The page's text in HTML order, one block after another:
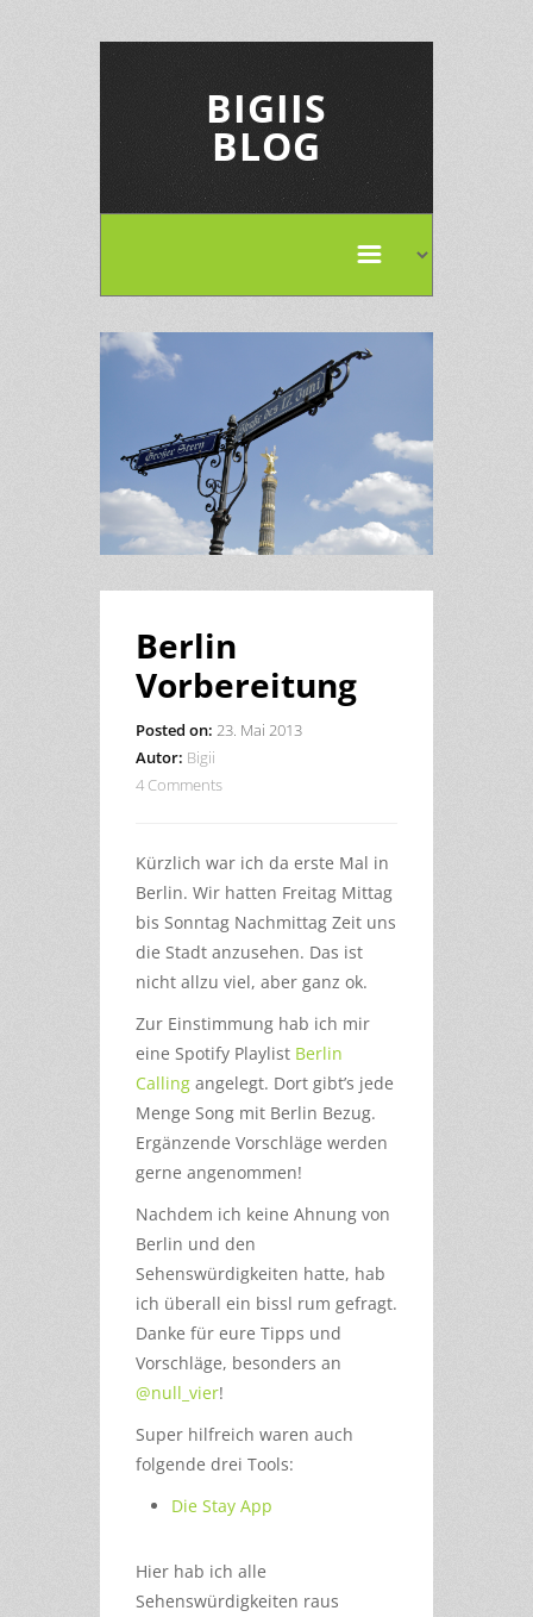
BIGIIS
BLOG
Berlin
Vorbereitung
Posted on: 23. Mai 2013
Autor: Bigii
4 Comments
Kürzlich war ich da erste Mal in
Berlin. Wir hatten Freitag Mittag
bis Sonntag Nachmittag Zeit uns
die Stadt anzusehen. Das ist
nicht allzu viel, aber ganz ok.
Zur Einstimmung hab ich mir
eine Spotify Playlist Berlin
Calling angelegt. Dort gibt’s jede
Menge Song mit Berlin Bezug.
Ergänzende Vorschläge werden
gerne angenommen!
Nachdem ich keine Ahnung von
Berlin und den
Sehenswürdigkeiten hatte, hab
ich überall ein bissl rum gefragt.
Danke für eure Tipps und
Vorschläge, besonders an
@null_vier!
Super hilfreich waren auch
folgende drei Tools:
Die Stay App
Hier hab ich alle
Sehenswürdigkeiten raus